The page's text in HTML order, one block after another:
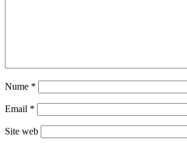
Nume *
Email *
Site web